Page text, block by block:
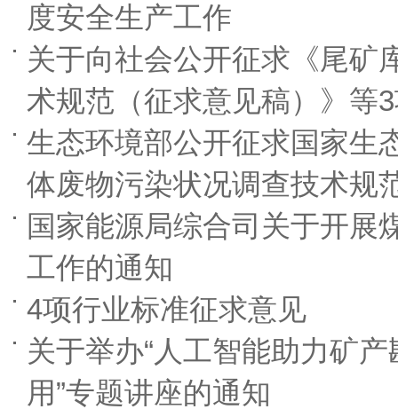
度安全生产工作
关于向社会公开征求《尾矿
术规范（征求意见稿）》等
生态环境部公开征求国家生
体废物污染状况调查技术规
国家能源局综合司关于开展
工作的通知
4项行业标准征求意见
关于举办“人工智能助力矿
用”专题讲座的通知